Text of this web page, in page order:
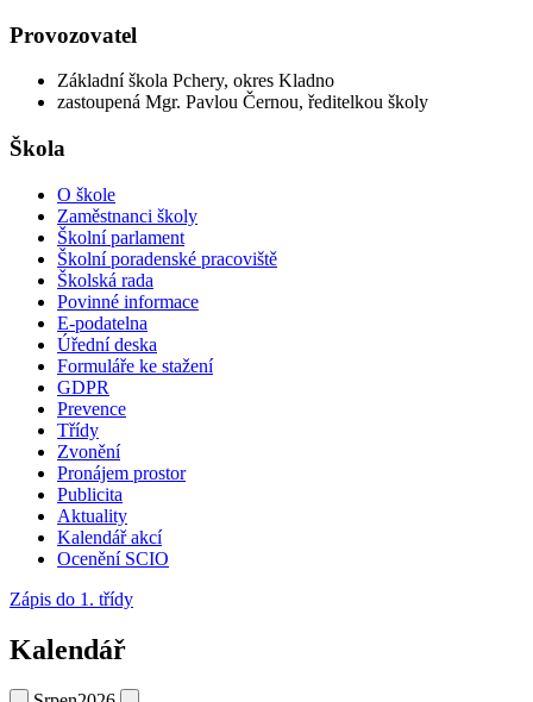
Provozovatel
Základní škola Pchery, okres Kladno
zastoupená Mgr. Pavlou Černou, ředitelkou školy
Škola
O škole
Zaměstnanci školy
Školní parlament
Školní poradenské pracoviště
Školská rada
Povinné informace
E-podatelna
Úřední deska
Formuláře ke stažení
GDPR
Prevence
Třídy
Zvonění
Pronájem prostor
Publicita
Aktuality
Kalendář akcí
Ocenění SCIO
Zápis do 1. třídy
Kalendář